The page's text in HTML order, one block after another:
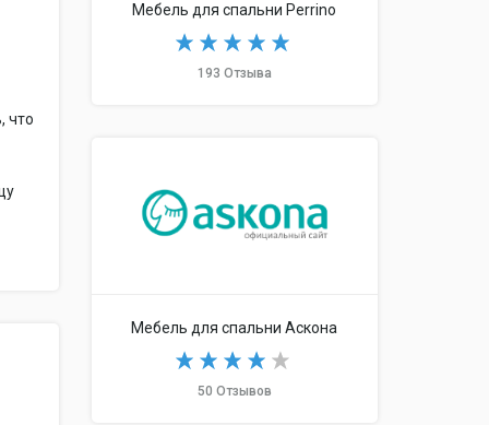
что
Мебель для спальни Perrino
193 Отзыва
Мебель для спальни Аскона
50 Отзывов